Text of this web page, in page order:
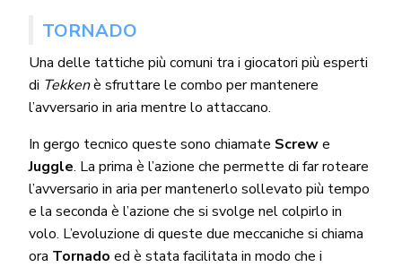
TORNADO
Una delle tattiche più comuni tra i giocatori più esperti
di Tekkenè sfruttare le combo per mantenere
l’avversario in aria mentre lo attaccano.
In gergo tecnico queste sono chiamate Screwe
Juggle. La prima è l’azione che permette di far roteare
l’avversario in aria per mantenerlo sollevato più tempo
e la seconda è l’azione che si svolge nel colpirlo in
volo. L’evoluzione di queste due meccaniche si chiama
ora Tornado ed è stata facilitata in modo che i